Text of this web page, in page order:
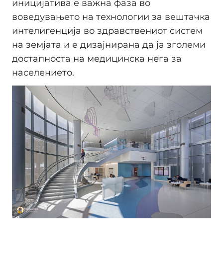
иницијатива е важна фаза во
воведувањето на технологии за вештачка
интелигенција во здравствениот систем
на земјата и е дизајнирана да ја зголеми
достапноста на медицинска нега за
населението.